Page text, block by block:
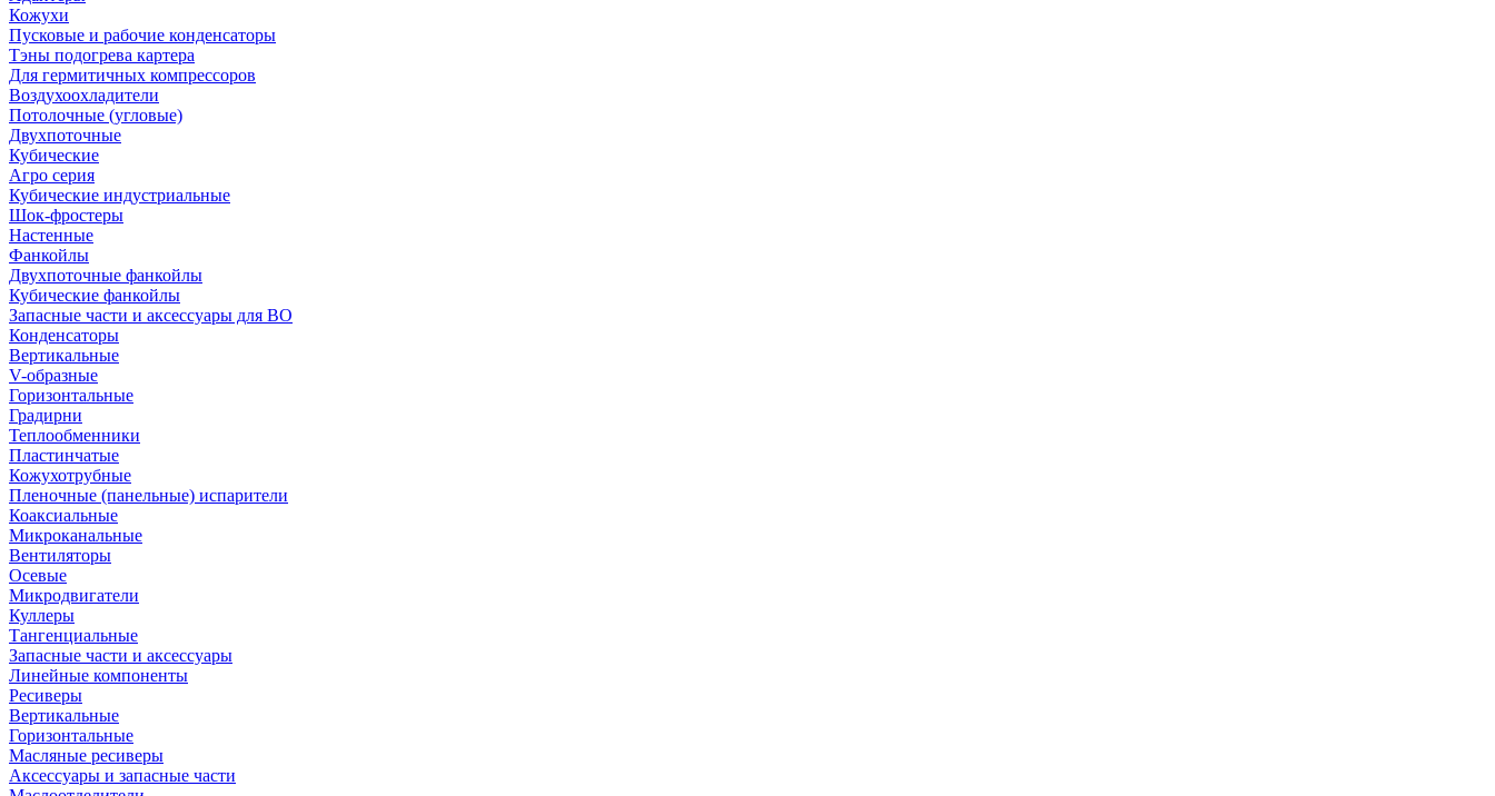
Кожухи
Пусковые и рабочие конденсаторы
Тэны подогрева картера
Для гермитичных компрессоров
Воздухоохладители
Потолочные (угловые)
Двухпоточные
Кубические
Агро серия
Кубические индустриальные
Шок-фростеры
Настенные
Фанкойлы
Двухпоточные фанкойлы
Кубические фанкойлы
Запасные части и аксессуары для ВО
Конденсаторы
Вертикальные
V-образные
Горизонтальные
Градирни
Теплообменники
Пластинчатые
Кожухотрубные
Пленочные (панельные) испарители
Коаксиальные
Микроканальные
Вентиляторы
Осевые
Микродвигатели
Куллеры
Тангенциальные
Запасные части и аксессуары
Линейные компоненты
Ресиверы
Вертикальные
Горизонтальные
Масляные ресиверы
Аксессуары и запасные части